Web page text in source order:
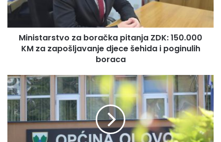
a
s
a
b
o
r
a
Ministarstvo za boračka pitanja ZDK: 150.000
KM za zapošljavanje djece šehida i poginulih
boraca
O
D
R
Ž
A